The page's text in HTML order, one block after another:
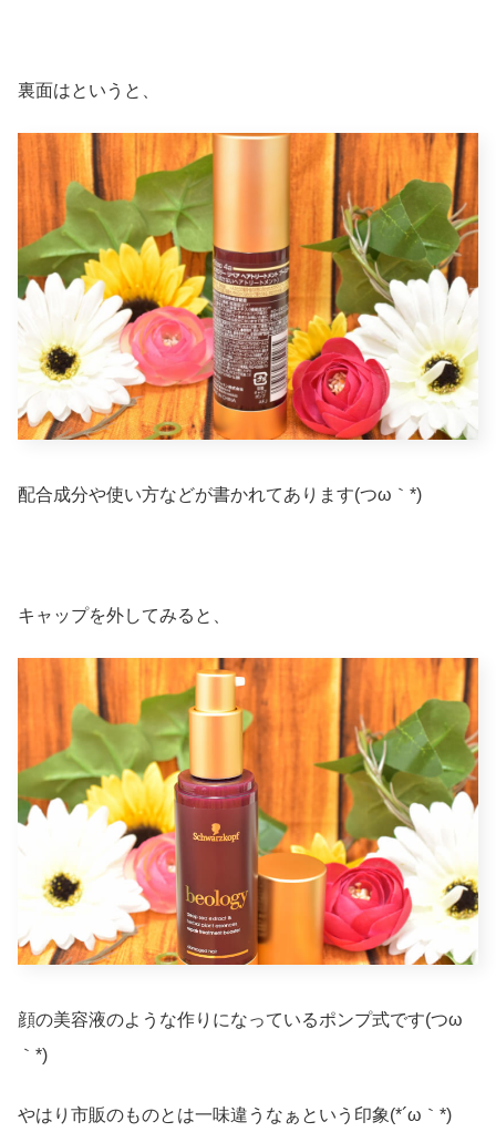
裏面はというと、
配合成分や使い方などが書かれてあります(つω｀*)
キャップを外してみると、
顔の美容液のような作りになっているポンプ式です(つω
｀*)
やはり市販のものとは一味違うなぁという印象(*´ω｀*)